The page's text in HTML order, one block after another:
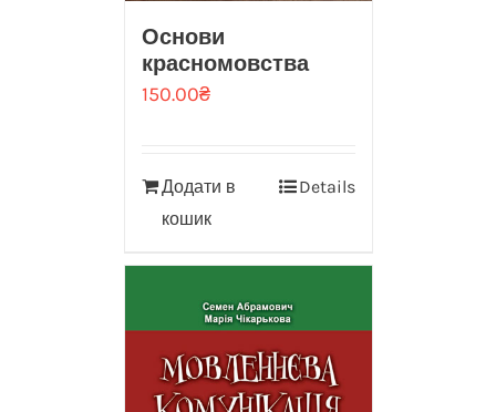
Основи
красномовства
150.00₴
Додати в
кошик
Details